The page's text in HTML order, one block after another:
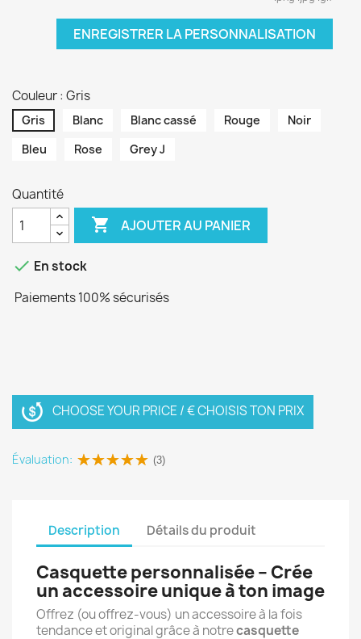
ENREGISTRER LA PERSONNALISATION
Couleur : Gris
Gris Blanc Blanc cassé Rouge
Noir
Bleu
Rose Grey J
Quantité
 AJOUTER AU PANIER
 En stock
Paiements 100% sécurisés
CHOOSE YOUR PRICE / € CHOISIS TON PRIX
Évaluation: (3)
Description Détails du produit
Casquette personnalisée – Crée
un accessoire unique à ton image
Offrez (ou offrez-vous) un accessoire à la fois
tendance et original grâce à notrecasquette